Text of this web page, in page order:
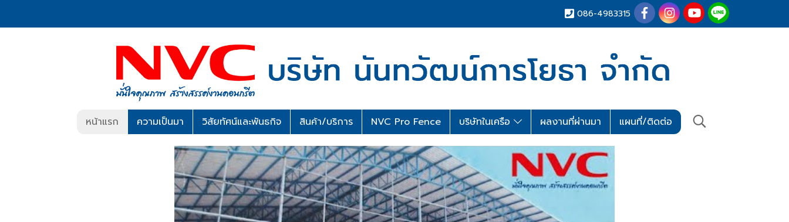
086-4983315
หน้าแรก ความเป็นมา วิสัยทัศน์และพันธกิจ สินค้า/บริการ NVC Pro Fence บริษัทในเครือ ผลงานที่ผ่านมา แผนที่/ติดต่อ